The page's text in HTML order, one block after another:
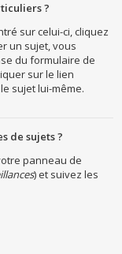
?
sur celui-ci, cliquez
un sujet, vous
du formulaire de
sur le lien
sujet lui-même.
de sujets ?
panneau de
) et suivez les